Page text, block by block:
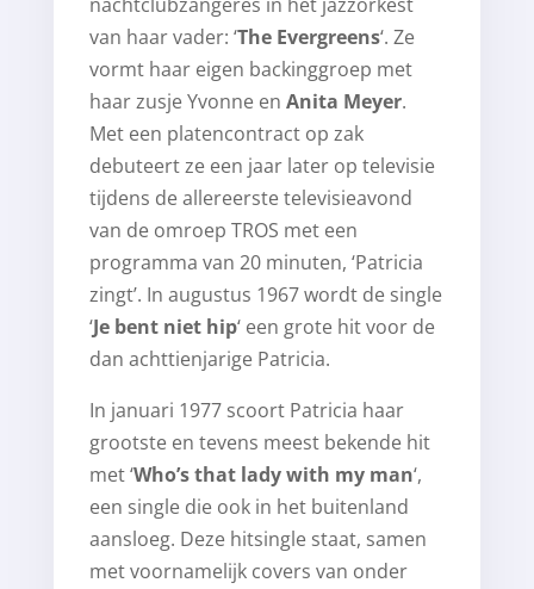
van haar vader: ‘The Evergreens‘. Ze
vormt haar eigen backinggroep met
haar zusje Yvonne en Anita Meyer.
Met een platencontract op zak
debuteert ze een jaar later op televisie
tijdens de allereerste televisieavond
van de omroep TROS met een
programma van 20 minuten, ‘Patricia
zingt’. In augustus 1967 wordt de single
‘Je bent niet hip‘ een grote hit voor de
dan achttienjarige Patricia.
In januari 1977 scoort Patricia haar
grootste en tevens meest bekende hit
met ‘Who’s that lady with my man‘,
een single die ook in het buitenland
aansloeg. Deze hitsingle staat, samen
met voornamelijk covers van onder